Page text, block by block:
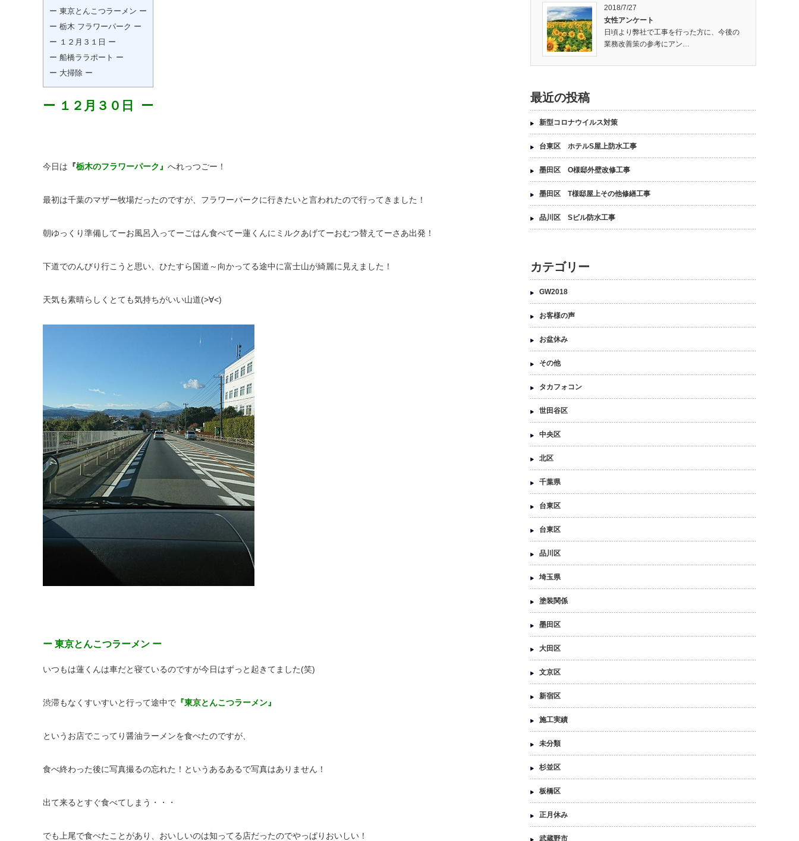
ー 東京とんこつラーメン ー
ー 栃木 フラワーパーク ー
ー １２月３１日 ー
ー 船橋ララポート ー
ー 大掃除 ー
ー １２月３０日 ー
今日は 『栃木のフラワーパーク』 へれっつごー！
最初は千葉のマザー牧場だったのですが、フラワーパークに行きたいと言われたので行ってきました！
朝ゆっくり準備してーお風呂入ってーごはん食べてー蓮くんにミルクあげてーおむつ替えてーさあ出発！
下道でのんびり行こうと思い、ひたすら国道～向かってる途中に富士山が綺麗に見えました！
天気も素晴らしくとても気持ちがいい山道(>∀<)
ー 東京とんこつラーメン ー
いつもは蓮くんは車だと寝ているのですが今日はずっと起きてました(笑)
渋滞もなくすいすいと行って途中で 『東京とんこつラーメン』
というお店でこってり醤油ラーメンを食べたのですが、
食べ終わった後に写真撮るの忘れた！というあるあるで写真はありません！
出て来るとすぐ食べてしまう・・・
でも上尾で食べたことがあり、おいしいのは知ってる店だったのでやっぱりおいしい！
2018/7/27
女性アンケート
日頃より弊社で工事を行った方に、今後の
業務改善策の参考にアン…
最近の投稿
新型コロナウイルス対策
台東区 ホテルS屋上防水工事
墨田区 O様邸外壁改修工事
墨田区 T様邸屋上その他修繕工事
品川区 Sビル防水工事
カテゴリー
GW2018
お客様の声
お盆休み
その他
タカフォコン
世田谷区
中央区
北区
千葉県
台東区
台東区
品川区
埼玉県
塗装関係
墨田区
大田区
文京区
新宿区
施工実績
未分類
杉並区
板橋区
正月休み
武蔵野市